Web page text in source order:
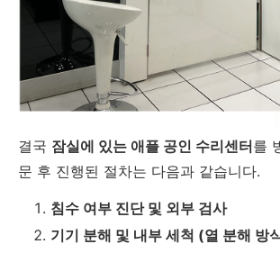
결국 잠실에 있는 애플 공인 수리센터를
문 후 진행된 절차는 다음과 같습니다.
침수 여부 진단 및 외부 검사
기기 분해 및 내부 세척 (열 분해 방